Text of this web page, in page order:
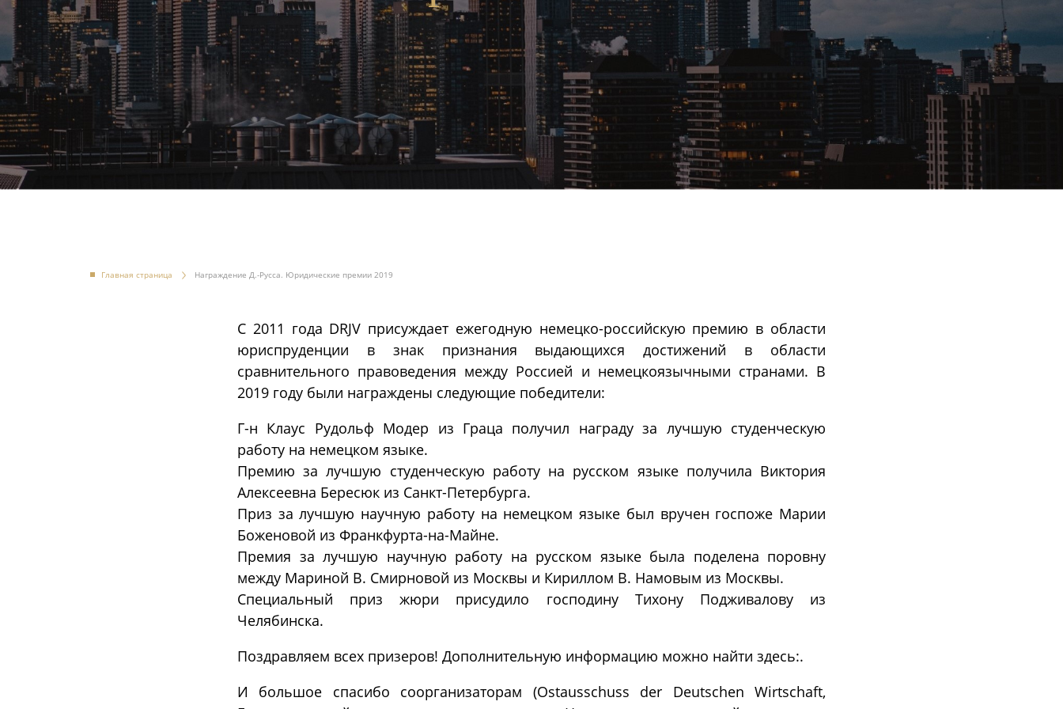
Главная страница Награждение Д.-Русса. Юридические премии 2019
С 2011 года DRJV присуждает ежегодную немецко-российскую премию в области
юриспруденции в знак признания выдающихся достижений в области
сравнительного правоведения между Россией и немецкоязычными странами. В
2019 году были награждены следующие победители:
Г-н Клаус Рудольф Модер из Граца получил награду за лучшую студенческую
работу на немецком языке.
Премию за лучшую студенческую работу на русском языке получила Виктория
Алексеевна Бересюк из Санкт-Петербурга.
Приз за лучшую научную работу на немецком языке был вручен госпоже Марии
Боженовой из Франкфурта-на-Майне.
Премия за лучшую научную работу на русском языке была поделена поровну
между Мариной В. Смирновой из Москвы и Кириллом В. Намовым из Москвы.
Специальный приз жюри присудило господину Тихону Подживалову из
Челябинска.
Поздравляем всех призеров! Дополнительную информацию можно найти здесь:.
И большое спасибо соорганизаторам (Ostausschuss der Deutschen Wirtschaft,